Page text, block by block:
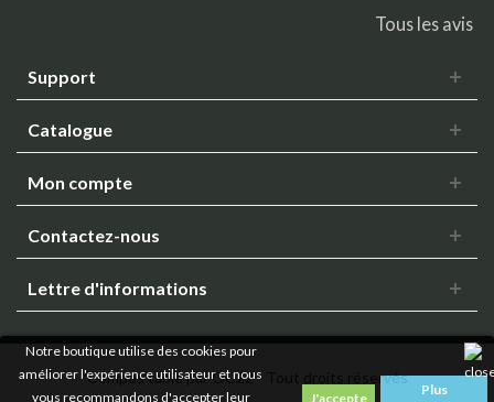
Notre boutique utilise des cookies pour
améliorer l'expérience utilisateur et nous
vous recommandons d'accepter leur
Plus
Tous les avis
Support
Catalogue
Mon compte
Contactez-nous
Lettre d'informations
Compos'table par OC22 - Tout droits réservés